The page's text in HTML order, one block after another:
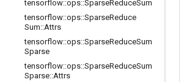
tensorflow::ops::SparseReduceSum
tensorflow::ops::SparseReduce
Sum::Attrs
tensorflow::ops::SparseReduceSum
Sparse
tensorflow::ops::SparseReduceSum
Sparse::Attrs